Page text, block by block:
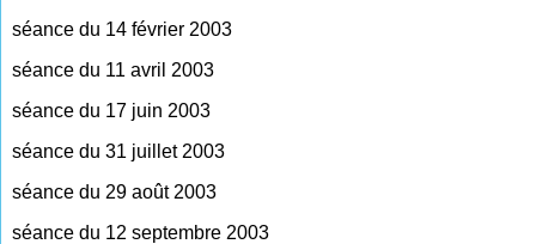
séance du 14 février 2003
séance du 11 avril 2003
séance du 17 juin 2003
séance du 31 juillet 2003
séance du 29 août 2003
séance du 12 septembre 2003